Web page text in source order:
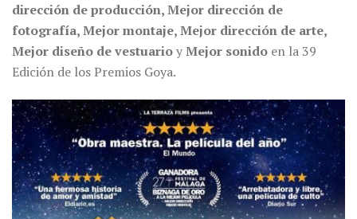
dirección de producción, Mejor dirección de
fotografía, Mejor montaje, Mejor dirección de arte,
Mejor diseño de vestuarioyMejor sonido en la 39
Edición de los Premios Goya.